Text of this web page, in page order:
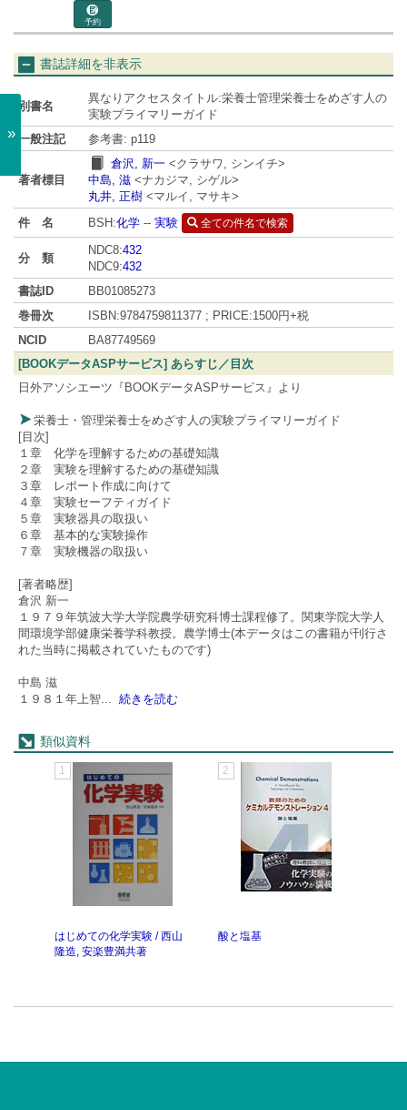
»
予約
書誌詳細を非表示
別書名
異なりアクセスタイトル:栄養士管理栄養士をめざす人の
実験プライマリーガイド
一般注記
参考書: p119
著者標目
倉沢, 新一 <クラサワ, シンイチ>
中島, 滋 <ナカジマ, シゲル>
丸井, 正樹 <マルイ, マサキ>
件 名
BSH:化学 -- 実験 全ての件名で検索
分 類
NDC8:432
NDC9:432
書誌ID
BB01085273
巻冊次
ISBN:9784759811377 ; PRICE:1500円+税
NCID
BA87749569
[BOOKデータASPサービス] あらすじ／目次
日外アソシエーツ『BOOKデータASPサービス』より
栄養士・管理栄養士をめざす人の実験プライマリーガイド
[目次]
１章 化学を理解するための基礎知識
２章 実験を理解するための基礎知識
３章 レポート作成に向けて
４章 実験セーフティガイド
５章 実験器具の取扱い
６章 基本的な実験操作
７章 実験機器の取扱い
[著者略歴]
倉沢 新一
１９７９年筑波大学大学院農学研究科博士課程修了。関東学院大学人
間環境学部健康栄養学科教授。農学博士(本データはこの書籍が刊行さ
れた当時に掲載されていたものです)
中島 滋
１９８１年上智
続きを読む
類似資料
1
はじめての化学実験 / 西山
隆造, 安楽豊満共著
2
酸と塩基